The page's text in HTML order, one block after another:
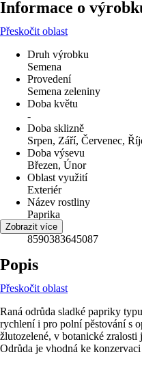
Informace o
Přeskočit oblast
Druh výrobku
Semena
Provedení
Semena zeleniny
Doba květu
-
Doba sklizně
Srpen, Září, Červenec,
Doba výsevu
Březen, Únor
Oblast využití
Exteriér
Název rostliny
Paprika
EAN
8590383645087
Zobrazit více
Popis
Přeskočit oblast
Raná odrůda sladké papriky
rychlení i pro polní pěstování s
žlutozelené, v botanické zralosti
Odrůda je vhodná ke